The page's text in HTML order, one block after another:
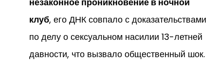
клуб, его ДНК совпало с доказательствами
по делу о сексуальном насилии 13-летней
давности, что вызвало общественный шок.